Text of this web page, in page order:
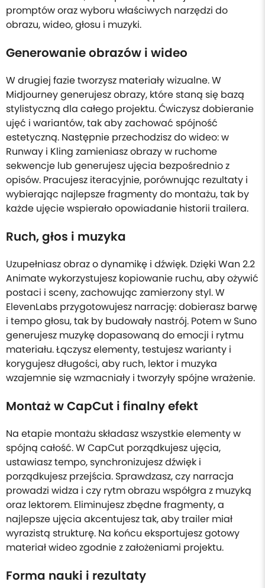
promptów oraz wyboru właściwych narzędzi do
obrazu, wideo, głosu i muzyki.
Generowanie obrazów i wideo
W drugiej fazie tworzysz materiały wizualne. W
Midjourney generujesz obrazy, które staną się bazą
stylistyczną dla całego projektu. Ćwiczysz dobieranie
ujęć i wariantów, tak aby zachować spójność
estetyczną. Następnie przechodzisz do wideo: w
Runway i Kling zamieniasz obrazy w ruchome
sekwencje lub generujesz ujęcia bezpośrednio z
opisów. Pracujesz iteracyjnie, porównując rezultaty i
wybierając najlepsze fragmenty do montażu, tak by
każde ujęcie wspierało opowiadanie historii trailera.
Ruch, głos i muzyka
Uzupełniasz obraz o dynamikę i dźwięk. Dzięki Wan 2.2
Animate wykorzystujesz kopiowanie ruchu, aby ożywić
postaci i sceny, zachowując zamierzony styl. W
ElevenLabs przygotowujesz narrację: dobierasz barwę
i tempo głosu, tak by budowały nastrój. Potem w Suno
generujesz muzykę dopasowaną do emocji i rytmu
materiału. Łączysz elementy, testujesz warianty i
korygujesz długości, aby ruch, lektor i muzyka
wzajemnie się wzmacniały i tworzyły spójne wrażenie.
Montaż w CapCut i finalny efekt
Na etapie montażu składasz wszystkie elementy w
spójną całość. W CapCut porządkujesz ujęcia,
ustawiasz tempo, synchronizujesz dźwięk i
porządkujesz przejścia. Sprawdzasz, czy narracja
prowadzi widza i czy rytm obrazu współgra z muzyką
oraz lektorem. Eliminujesz zbędne fragmenty, a
najlepsze ujęcia akcentujesz tak, aby trailer miał
wyrazistą strukturę. Na końcu eksportujesz gotowy
materiał wideo zgodnie z założeniami projektu.
Forma nauki i rezultaty